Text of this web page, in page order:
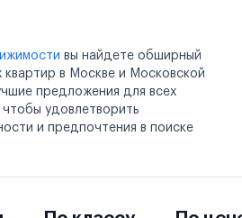
вы найдете обширный
в Москве и Московской
предложения для всех
чтобы удовлетворить
и предпочтения в поиске